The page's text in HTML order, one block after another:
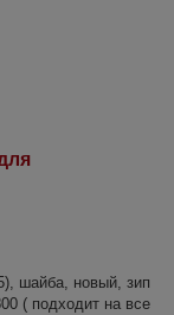
шайба, новый, зип
( подходит на все